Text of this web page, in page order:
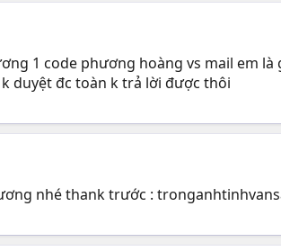
1 code phương hoàng vs mail em là
duyệt đc toàn k trả lời được thôi
nhé thank trước :